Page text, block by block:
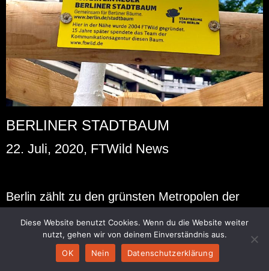
BERLINER STADTBAUM
22. Juli, 2020, FTWild News
Ber­lin zählt zu den grüns­ten Me­tro­po­len der
die Luft­qua­li­tät in Städ­ten wei­ter zu stei­gern.
Bäume sind in die­ser Hin­sicht wahre Hel­den, sie
Diese Website benutzt Cookies. Wenn du die Website weiter
nutzt, gehen wir von deinem Einverständnis aus.
OK
Nein Datenschutzerklärung